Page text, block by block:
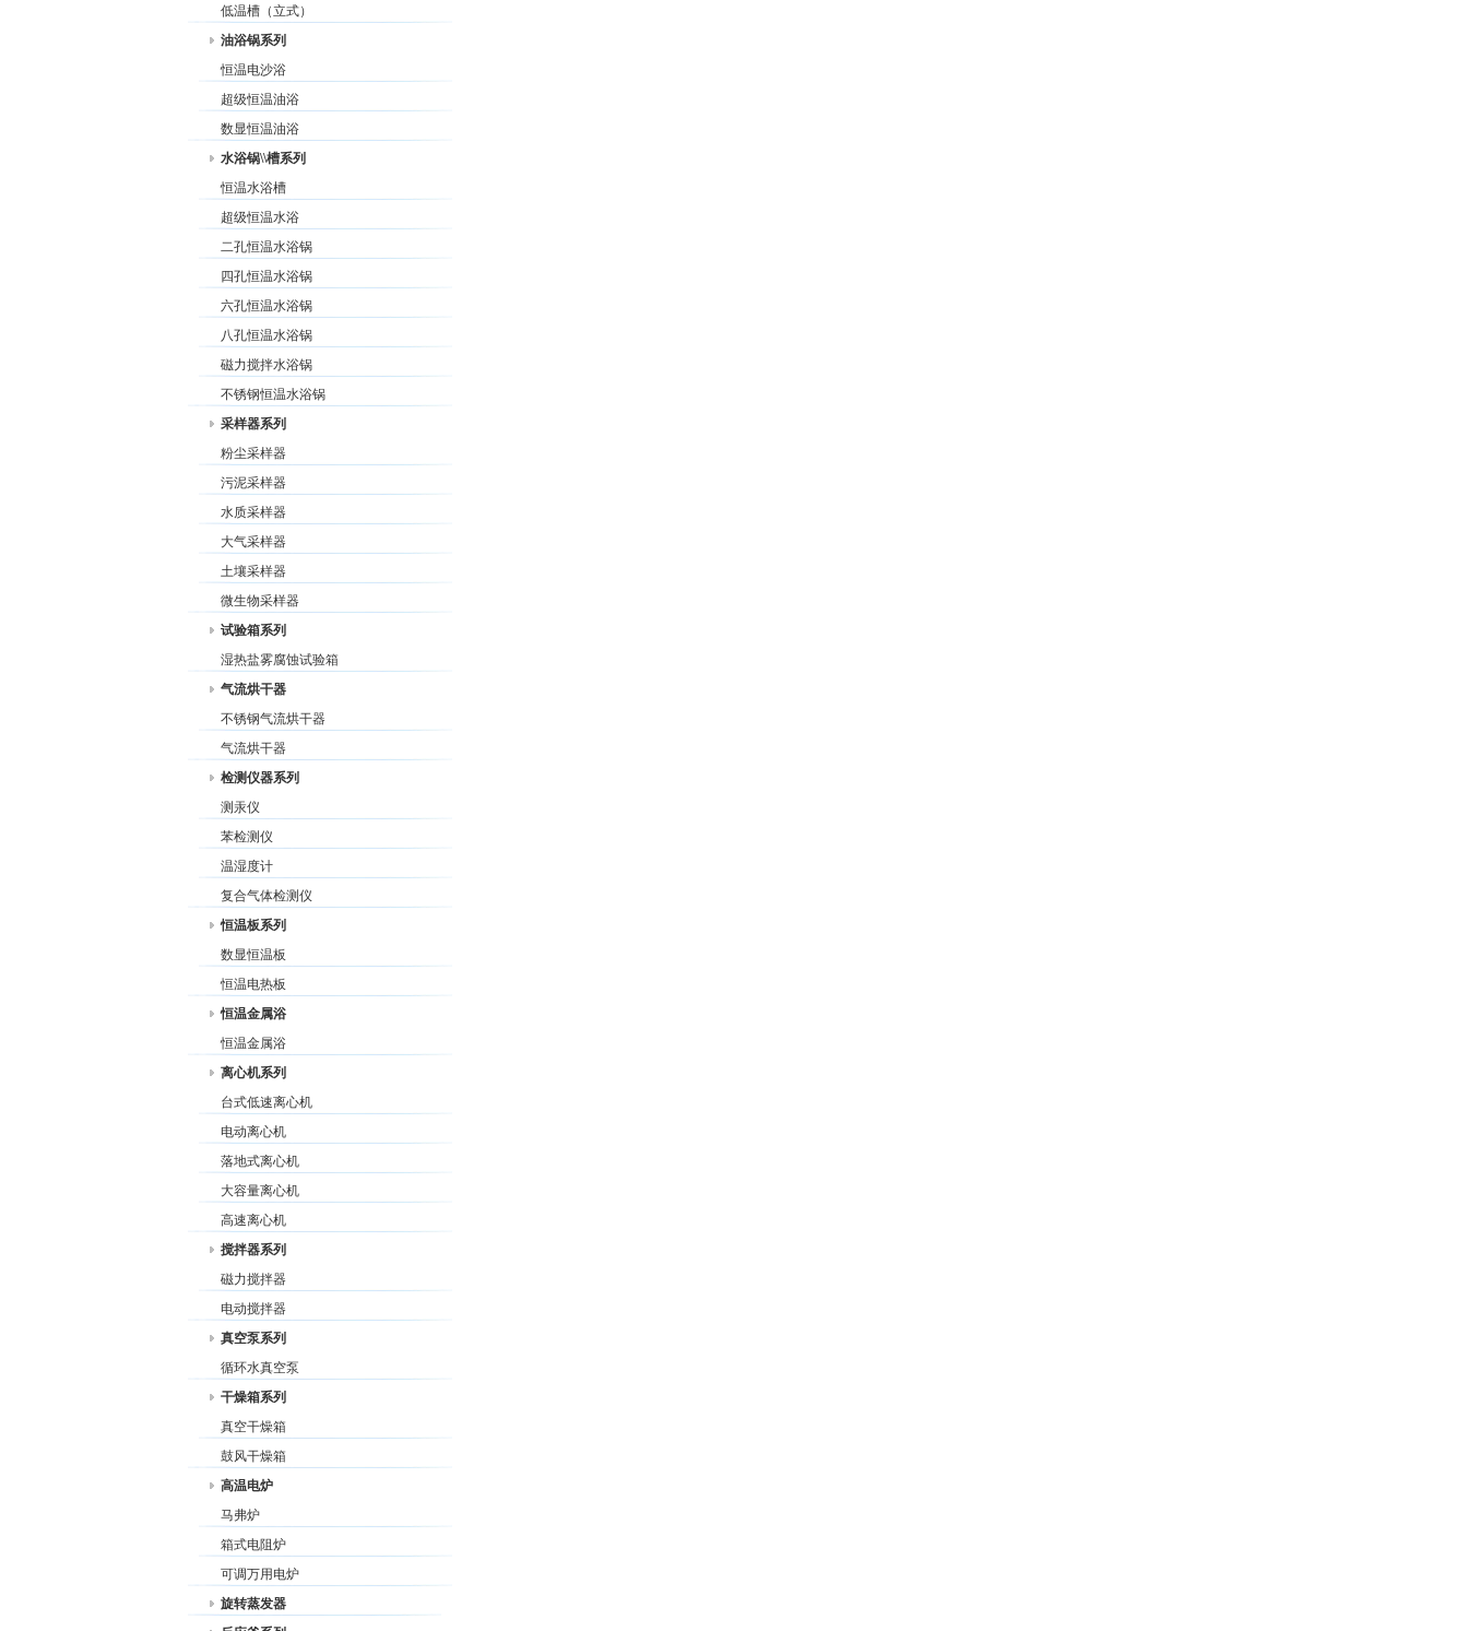
低温槽（立式）
油浴锅系列
恒温电沙浴
超级恒温油浴
数显恒温油浴
水浴锅\\槽系列
恒温水浴槽
超级恒温水浴
二孔恒温水浴锅
四孔恒温水浴锅
六孔恒温水浴锅
八孔恒温水浴锅
磁力搅拌水浴锅
不锈钢恒温水浴锅
采样器系列
粉尘采样器
污泥采样器
水质采样器
大气采样器
土壤采样器
微生物采样器
试验箱系列
湿热盐雾腐蚀试验箱
气流烘干器
不锈钢气流烘干器
气流烘干器
检测仪器系列
测汞仪
苯检测仪
温湿度计
复合气体检测仪
恒温板系列
数显恒温板
恒温电热板
恒温金属浴
恒温金属浴
离心机系列
台式低速离心机
电动离心机
落地式离心机
大容量离心机
高速离心机
搅拌器系列
磁力搅拌器
电动搅拌器
真空泵系列
循环水真空泵
干燥箱系列
真空干燥箱
鼓风干燥箱
高温电炉
马弗炉
箱式电阻炉
可调万用电炉
旋转蒸发器